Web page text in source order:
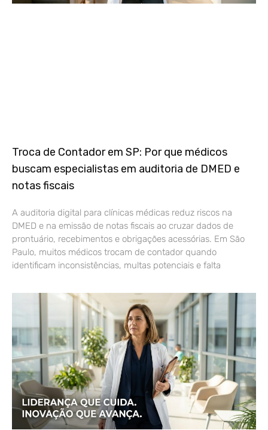
Troca de Contador em SP: Por que médicos
buscam especialistas em auditoria de DMED e
notas fiscais
A auditoria digital para clínicas médicas reduz riscos na
DMED e na emissão de notas fiscais ao cruzar dados de
prontuário, recebimentos e obrigações acessórias. Em São
Paulo, muitos médicos trocam de contador quando
identificam inconsistências, multas potenciais e falta